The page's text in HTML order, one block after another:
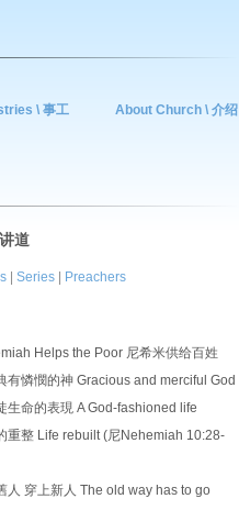
\ 事工 About Church \ 介绍
道
Series Preachers
Helps the Poor 尼希米供给百姓
有憐憫的神 Gracious and merciful God
生命的表現 A God-fashioned life
重整 Life rebuilt (尼Nehemiah 10:28-
人 穿上新人 The old way has to go